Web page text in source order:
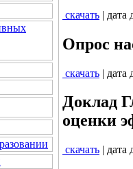
скачать | дата
Опрос
скачать | дата
Доклад
оценки
скачать | дата